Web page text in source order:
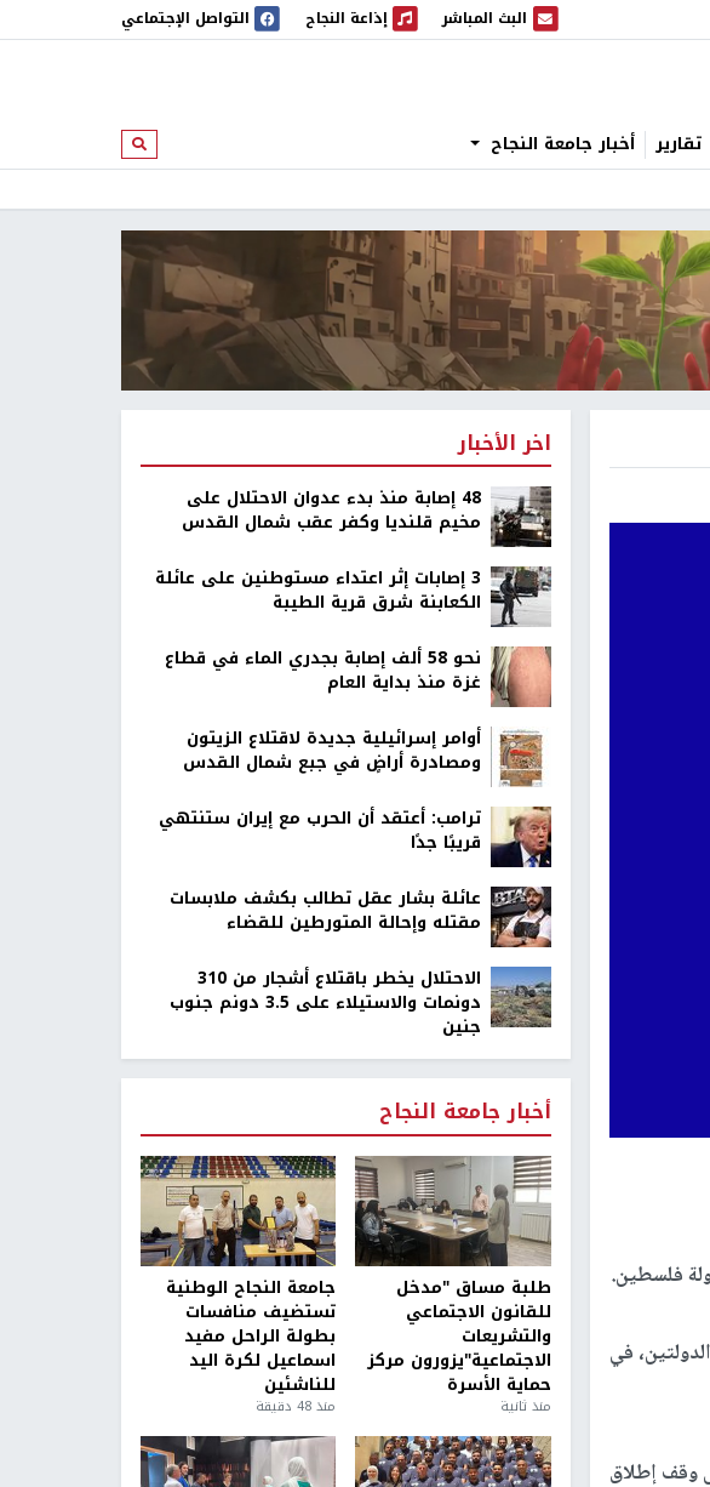
البث المباشر
البث المباشر إذاعة النجاح
إذاعة النجاح التواصل الإجتماعي
تقارير أخبار جامعة النجاح ابحث
فلسطين.
في
وقف إطلاق
اخر الأخبار
48 إصابة منذ بدء عدوان الاحتلال على
مخيم قلنديا وكفر عقب شمال القدس
‏3 إصابات إثر اعتداء مستوطنين على عائلة
الكعابنة شرق قرية الطيبة
نحو 58 ألف إصابة بجدري الماء في قطاع
غزة منذ بداية العام
أوامر إسرائيلية جديدة لاقتلاع الزيتون
ومصادرة أراضٍ في جبع شمال القدس
ترامب: أعتقد أن الحرب مع إيران ستنتهي
قريبًا جدًا
عائلة بشار عقل تطالب بكشف ملابسات
مقتله وإحالة المتورطين للقضاء
الاحتلال يخطر باقتلاع أشجار من 310
دونمات والاستيلاء على 3.5 دونم جنوب
جنين
أخبار جامعة النجاح
طلبة مساق "مدخل
للقانون الاجتماعي
والتشريعات
الاجتماعية"يزورون مركز
حماية الأسرة
منذ ثانية
جامعة النجاح الوطنية
تستضيف منافسات
بطولة الراحل مفيد
اسماعيل لكرة اليد
للناشئين
منذ 48 دقيقة